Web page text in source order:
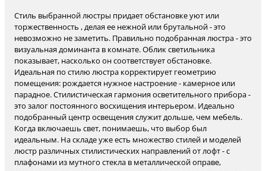
Стиль выбранной люстры придает обстановке уют или
торжественность , делая ее нежной или брутальной - это
невозможно не заметить. Правильно подобранная люстра - это
визуальная доминанта в комнате. Облик светильника
показывает, насколько он соответствует обстановке.
Идеальная по стилю люстра корректирует геометрию
помещения: рождается нужное настроение - камерное или
парадное. Стилистическая гармония осветительного прибора -
это залог постоянного восхищения интерьером. Идеально
подобранный центр освещения служит дольше, чем мебель.
Когда включаешь свет, понимаешь, что выбор был
идеальным. На складе уже есть множество стилей и моделей
люстр различных стилистических направлений от лофт - с
плафонами из мутного стекла в металлической оправе,